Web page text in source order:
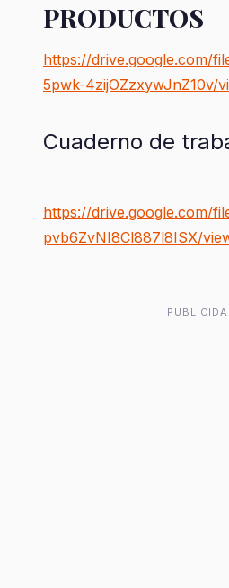
PRODUCTOS
https://drive.google.com/
5pwk-4zijOZzxywJnZ10v/
Cuaderno de
https://drive.google.com/
pvb6ZvNI8Cl887l8ISX/